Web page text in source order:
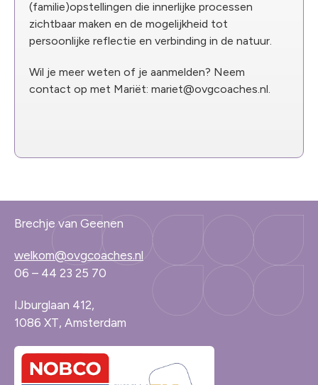
(familie)opstellingen die innerlijke processen
zichtbaar maken en de mogelijkheid tot
persoonlijke reflectie en verbinding in de natuur.
Wil je meer weten of je aanmelden? Neem
contact op met Mariët: mariet@ovgcoaches.nl.
Brechje van Geenen
welkom@ovgcoaches.nl
06 – 44 23 25 70
IJburglaan 412,
1086 XT, Amsterdam